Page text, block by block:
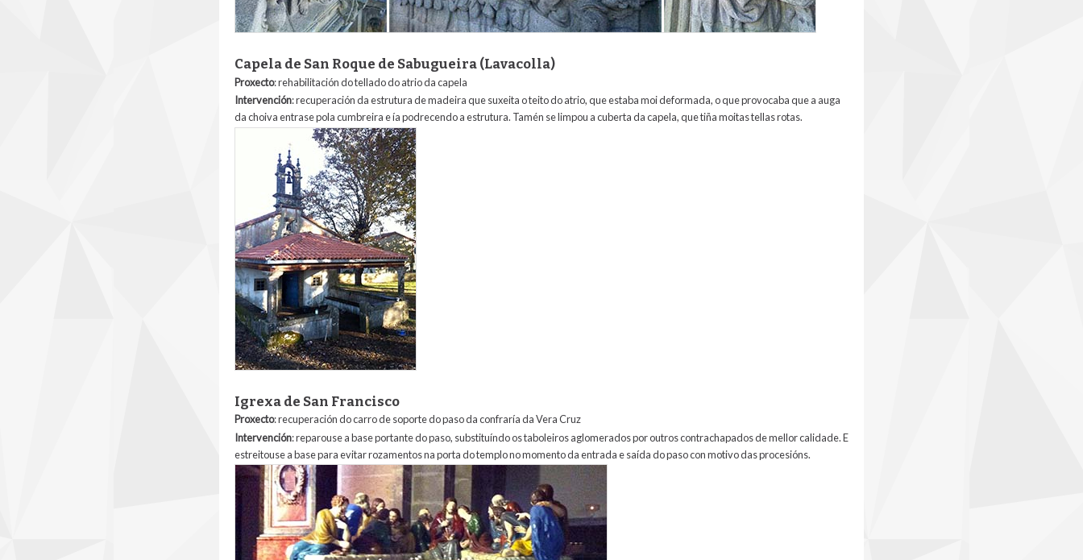
Capela de San Roque de Sabugueira (Lavacolla)
Proxecto: rehabilitación do tellado do atrio da capela
Intervención: recuperación da estrutura de madeira que suxeita o teito do atrio, que estaba moi deformada, o que provocaba que a auga
da choiva entrase pola cumbreira e ía podrecendo a estrutura. Tamén se limpou a cuberta da capela, que tiña moitas tellas rotas.
sabugueira.jpg
Igrexa de San Francisco
Proxecto: recuperación do carro de soporte do paso da confraría da Vera Cruz
Intervención: reparouse a base portante do paso, substituíndo os taboleiros aglomerados por outros contrachapados de mellor calidade. E
estreitouse a base para evitar rozamentos na porta do templo no momento da entrada e saída do paso con motivo das procesións.
veracruz-san-francisco.jpg